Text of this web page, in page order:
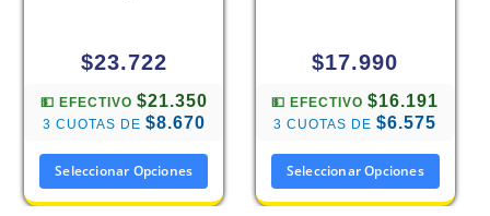
$23.722
💵 EFECTIVO $21.350
3 CUOTAS DE $8.670
Seleccionar Opciones
$17.990
💵 EFECTIVO$16.191
3 CUOTAS DE$6.575
Seleccionar Opciones